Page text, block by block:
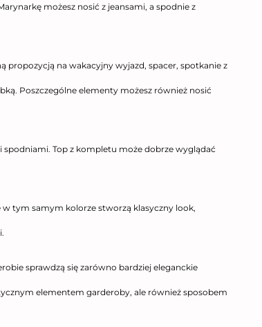
możesz nosić z jeansami, a spodnie z
propozycją na wakacyjny wyjazd, spacer, spotkanie z
Poszczególne elementy możesz również nosić
spodniami. Top z kompletu może dobrze wyglądać
tym samym kolorze stworzą klasyczny look,
sprawdzą się zarówno bardziej eleganckie
elementem garderoby, ale również sposobem